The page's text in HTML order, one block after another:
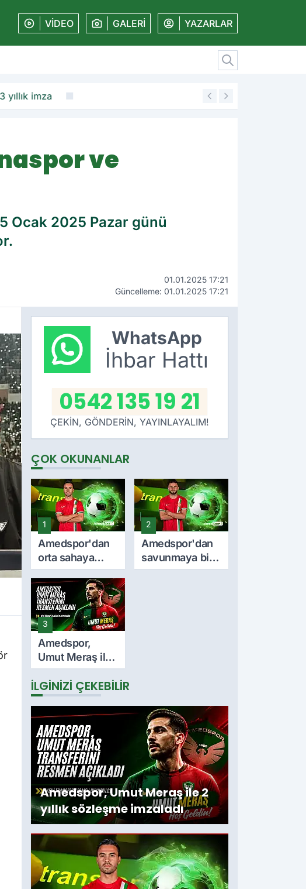
VİDEO GALERİ YAZARLAR
yıllık imza 19:11 Amedspor'dan
ve
Ocak 2025 Pazar günü
01.01.2025 17:21
Güncelleme: 01.01.2025 17:21
WhatsApp
İhbar Hattı
0542 135 19 21
ÇEKİN, GÖNDERİN, YAYINLAYALIM!
ÇOK OKUNANLAR
1
Amedspor'dan
orta sahaya
önemli takviye:
Furkan Soyalp
ile sözleşme
imzalandı
2
Amedspor'dan
savunmaya bir
takviye daha:
3
Amedspor,
Umut Meraş ile
2 yıllık
sözleşme
imzaladı
İLGINIZI ÇEKEBILIR
Amedspor, Umut Meraş ile 2
yıllık sözleşme imzaladı